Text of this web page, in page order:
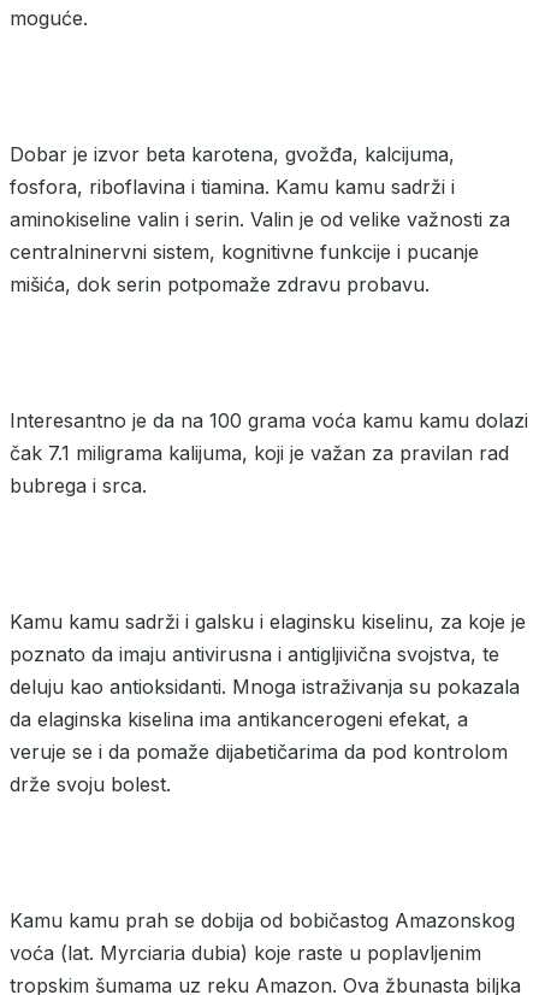
moguće.
Dobar je izvor beta karotena, gvožđa, kalcijuma,
fosfora, riboflavina i tiamina. Kamu kamu sadrži i
aminokiseline valin i serin. Valin je od velike važnosti za
centralninervni sistem, kognitivne funkcije i pucanje
mišića, dok serin potpomaže zdravu probavu.
Interesantno je da na 100 grama voća kamu kamu dolazi
čak 7.1 miligrama kalijuma, koji je važan za pravilan rad
bubrega i srca.
Kamu kamu sadrži i galsku i elaginsku kiselinu, za koje je
poznato da imaju antivirusna i antigljivična svojstva, te
deluju kao antioksidanti. Mnoga istraživanja su pokazala
da elaginska kiselina ima antikancerogeni efekat, a
veruje se i da pomaže dijabetičarima da pod kontrolom
drže svoju bolest.
Kamu kamu prah se dobija od bobičastog Amazonskog
voća (lat. Myrciaria dubia) koje raste u poplavljenim
tropskim šumama uz reku Amazon. Ova žbunasta biljka